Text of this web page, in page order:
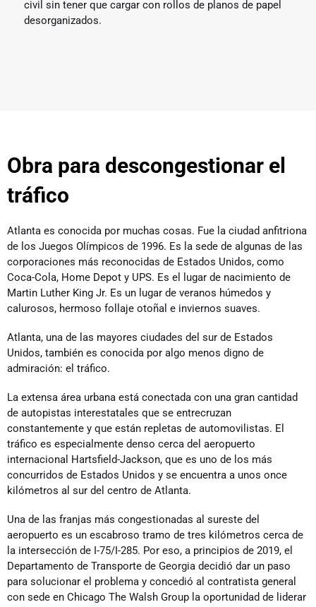
civil sin tener que cargar con rollos de planos de papel
desorganizados.
Obra para descongestionar el
tráfico
Atlanta es conocida por muchas cosas. Fue la ciudad anfitriona
de los Juegos Olímpicos de 1996. Es la sede de algunas de las
corporaciones más reconocidas de Estados Unidos, como
Coca-Cola, Home Depot y UPS. Es el lugar de nacimiento de
Martin Luther King Jr. Es un lugar de veranos húmedos y
calurosos, hermoso follaje otoñal e inviernos suaves.
Atlanta, una de las mayores ciudades del sur de Estados
Unidos, también es conocida por algo menos digno de
admiración: el tráfico.
La extensa área urbana está conectada con una gran cantidad
de autopistas interestatales que se entrecruzan
constantemente y que están repletas de automovilistas. El
tráfico es especialmente denso cerca del aeropuerto
internacional Hartsfield-Jackson, que es uno de los más
concurridos de Estados Unidos y se encuentra a unos once
kilómetros al sur del centro de Atlanta.
Una de las franjas más congestionadas al sureste del
aeropuerto es un escabroso tramo de tres kilómetros cerca de
la intersección de I-75/I-285. Por eso, a principios de 2019, el
Departamento de Transporte de Georgia decidió dar un paso
para solucionar el problema y concedió al contratista general
con sede en Chicago The Walsh Group la oportunidad de liderar